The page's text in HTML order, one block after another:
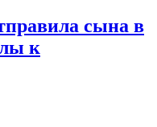
сына в
к